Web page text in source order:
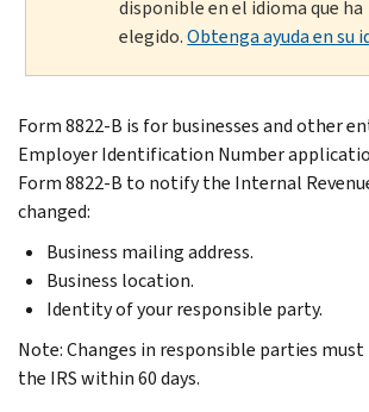
disponible en el idioma que ha
elegido.Obtenga ayuda en su
Form 8822-B is for businesses and other
Employer Identification Number
Form 8822-B to notify the Internal
changed:
Business mailing address.
Business location.
Identity of your responsible party.
Note: Changes in responsible parties
the IRS within 60 days.